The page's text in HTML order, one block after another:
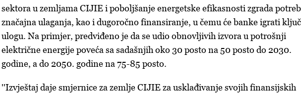
sektora u zemljama CIJIE i poboljšanje energetske efikasnosti zgrada
značajna ulaganja, kao i dugoročno finansiranje, u čemu će banke igrati
ulogu. Na primjer, predviđeno je da se udio obnovljivih izvora u potrošnji
električne energije poveća sa sadašnjih oko 30 posto na 50 posto do 2030.
godine, a do 2050. godine na 75-85 posto.
''Izvještaj daje smjernice za zemlje CIJIE za usklađivanje svojih finansijskih